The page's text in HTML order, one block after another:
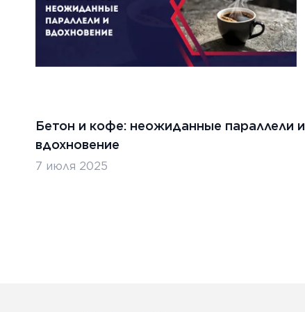
Бетон и кофе: неожиданные параллели и
вдохновение
7 июля 2025